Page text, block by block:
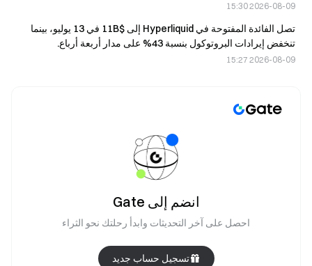
2026-08-09 15:30
تصل الفائدة المفتوحة في Hyperliquid إلى $11B في 13 يوليو، بينما
تنخفض إيرادات البروتوكول بنسبة 43% على مدار أربعة أرباع.
2026-08-09 15:27
انضم إلى Gate
احصل على آخر التحديثات وابدأ رحلتك نحو الثراء
تسجيل حساب جديد